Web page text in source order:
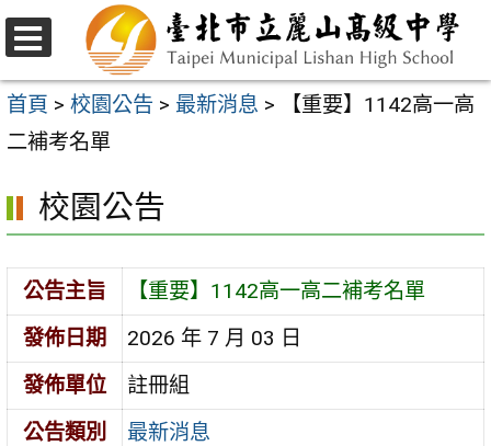
跳
至
主
要
容
區
選
單
首頁 > 校園公告 > 最新消息 >
【重要】1142高一高
二補考名單
校園公告
公告主旨
【重要】1142高一高二補考名單
發佈日期
2026 年 7 月 03 日
發佈單位
註冊組
公告類別
最新消息